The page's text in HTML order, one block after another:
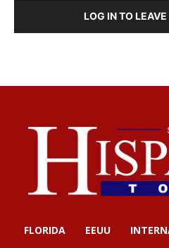
LOG IN TO
FLORIDA EEUU